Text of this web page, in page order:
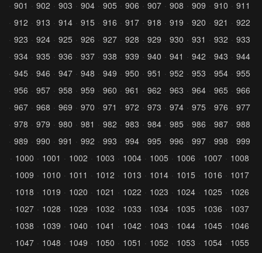
901 902 903 904 905 906 907 908 909 910
911
912
913 914 915 916 917 918 919 920 921
922
923
924 925 926 927 928 929 930 931 932
933
934
935 936 937 938 939 940 941 942 943
944
945
946 947 948 949 950 951 952 953 954
955
956
957 958 959 960 961 962 963 964 965
966
967
968 969 970 971 972 973 974 975 976
977
978
979 980 981 982 983 984 985 986 987
988
989
990 991 992 993 994 995 996 997 998
999
1000
1001 1002 1003 1004 1005 1006 1007
1008
1009
1010 1011 1012 1013 1014 1015 1016
1017
1018
1019 1020 1021 1022 1023 1024 1025
1026
1027
1028 1029 1032 1033 1034 1035 1036
1037
1038
1039 1040 1041 1042 1043 1044 1045
1046
1047
1048 1049 1050 1051 1052 1053 1054
1055